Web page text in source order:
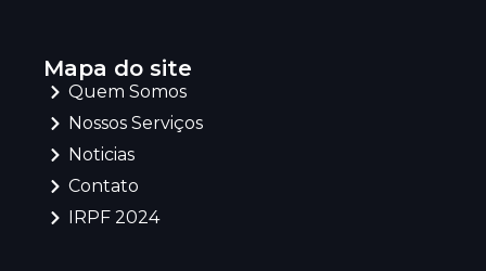
Mapa do site
Quem Somos
Nossos Serviços
Noticias
Contato
IRPF 2024